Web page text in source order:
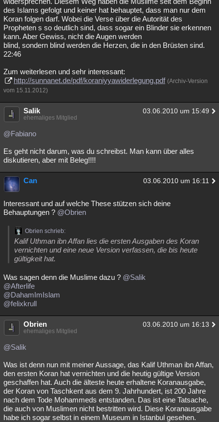
des Islams gefolgt und keiner hat behauptet, dass man nur dem
Koran folgen darf. Wobei die Verse über die Autorität des
Propheten s so deutlich sind, dass sogar ein Blinder sie erkennen
kann. Aber Gewiss, nicht die Augen werden
blind, sondern blind werden die Herzen, die in den Brüsten sind.
22:46
Zum weiterlesen und sehr interessant:
http://sunnanet.de/pdf/koraniyyawiderlegung.pdf (Archiv-Version
vom 15.11.2012)
Salik 03.06.2010 um 15:49
ehemaliges Mitglied
@Fabiano
Es geht nicht darum, was du schreibst. Man kann über alles
diskutieren, aber mit Beleg!!!!
Can 03.06.2010 um 16:11
Interessant und auf welche These stützen sich deine
Behauptungen ? @Obrien
Obrien schrieb:
Kalif Uthman ibn Affan lies die ersten Ausgaben des Koran
vernichten und eine neue Version verfassen, die bis heute
gültigkeit hat.
Was sagen denn die Muslime dazu ? @Salik
@Afterlife
@DahamImIslam
@felixkrull
Obrien 03.06.2010 um 16:13
ehemaliges Mitglied
@Salik
Was ist denn nun mit meiner Aussage, das Kalif Uthman ibn Affan,
den ersten Koran hat vernichten und die heutig gültige Version
geschaffen hat. Auch die älteste heute erhaltene Koranausgabe,
der Koran von Taschkent aus dem 9. Jahrhundert, ist 200 Jahre
nach dem Tode Mohammeds entstanden. Das ist eine Tatsache,
die auch von Muslimen nicht bestritten wird. Diese Koranausgabe
habe ich sogar selbst in einem Museum in Istanbul gesehen.